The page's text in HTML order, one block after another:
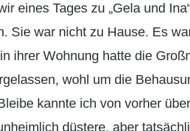
eines Tages zu „Gela und
Sie war nicht zu Hause. Es
ihrer Wohnung hatte die
wohl um die
kannte ich von vorher
düstere, aber